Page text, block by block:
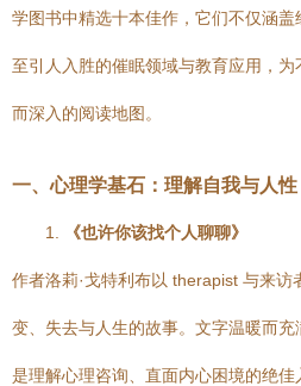
学图书中精选十本佳作，它们不仅涵
至引人入胜的催眠领域与教育应用，
而深入的阅读地图。
一、心理学基石：理解自我与人性
1. 《也许你该找个人聊聊》
作者洛莉·戈特利布以 therapist 与来访
变、失去与人生的故事。文字温暖而充
是理解心理咨询、直面内心困境的绝佳